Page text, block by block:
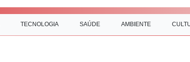
TECNOLOGIA SAÚDE AMBIENTE